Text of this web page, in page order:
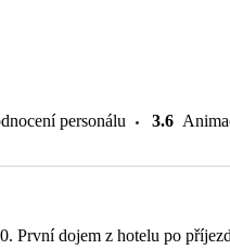
personálu 3.6
První dojem z hotelu po